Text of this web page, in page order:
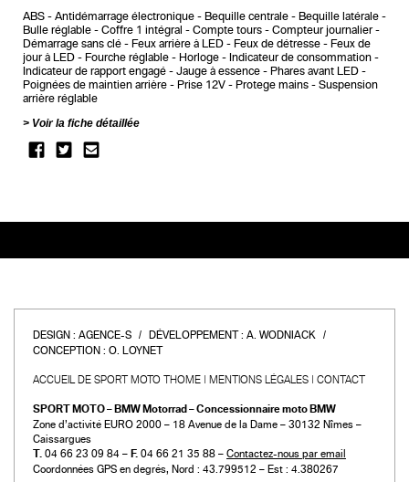
ABS Antidémarrage électronique Bequille centrale
Bequille latérale
Bulle réglable
Coffre 1 intégral Compte tours
Compteur journalier
Démarrage sans clé
Feux arrière à LED Feux de détresse
Feux de
jour à LED
Fourche réglable Horloge
Indicateur de consommation
Indicateur de rapport engagé
Jauge à essence
Phares avant LED
Poignées de maintien arrière
Prise 12V Protege mains
Suspension
arrière réglable
Voir la fiche détaillée
DESIGN : AGENCE-S DÉVELOPPEMENT : A. WODNIACK
CONCEPTION : O. LOYNET
ACCUEIL DE SPORT MOTO THOME MENTIONS LÉGALES CONTACT
SPORT MOTO – BMW Motorrad – Concessionnaire moto BMW
Zone d’activité EURO 2000 – 18 Avenue de la Dame – 30132 Nîmes –
Caissargues
T. 04 66 23 09 84 – F. 04 66 21 35 88 – Contactez-nous par email
Coordonnées GPS en degrés, Nord : 43.799512 – Est : 4.380267